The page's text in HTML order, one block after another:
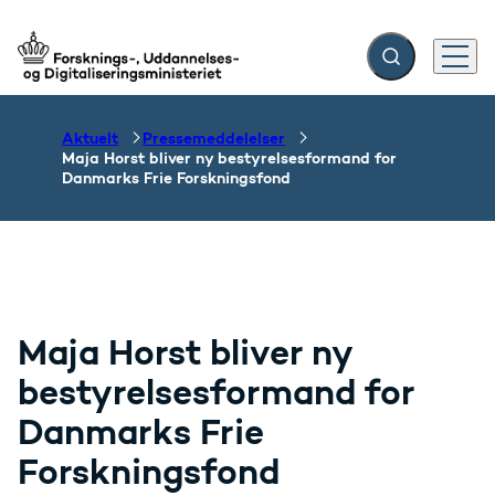
Gå til forsiden Fold søgefelt ud
Menu
Aktuelt
Pressemeddelelser
Maja Horst bliver ny bestyrelsesformand for
Danmarks Frie Forskningsfond
Maja Horst bliver ny
bestyrelsesformand for
Danmarks Frie
Forskningsfond